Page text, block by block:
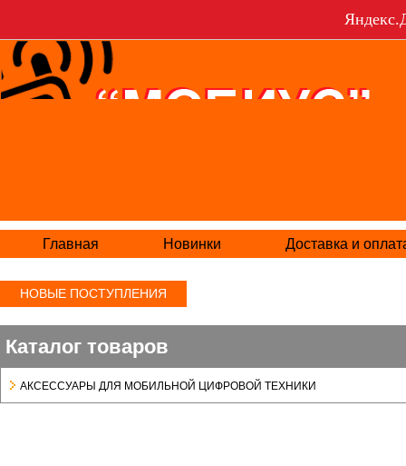
Главная Новинки Доставка и
НОВЫЕ ПОСТУПЛЕНИЯ
Каталог товаров
АКСЕСCУАРЫ ДЛЯ МОБИЛЬНОЙ ЦИФРОВОЙ ТЕХНИКИ